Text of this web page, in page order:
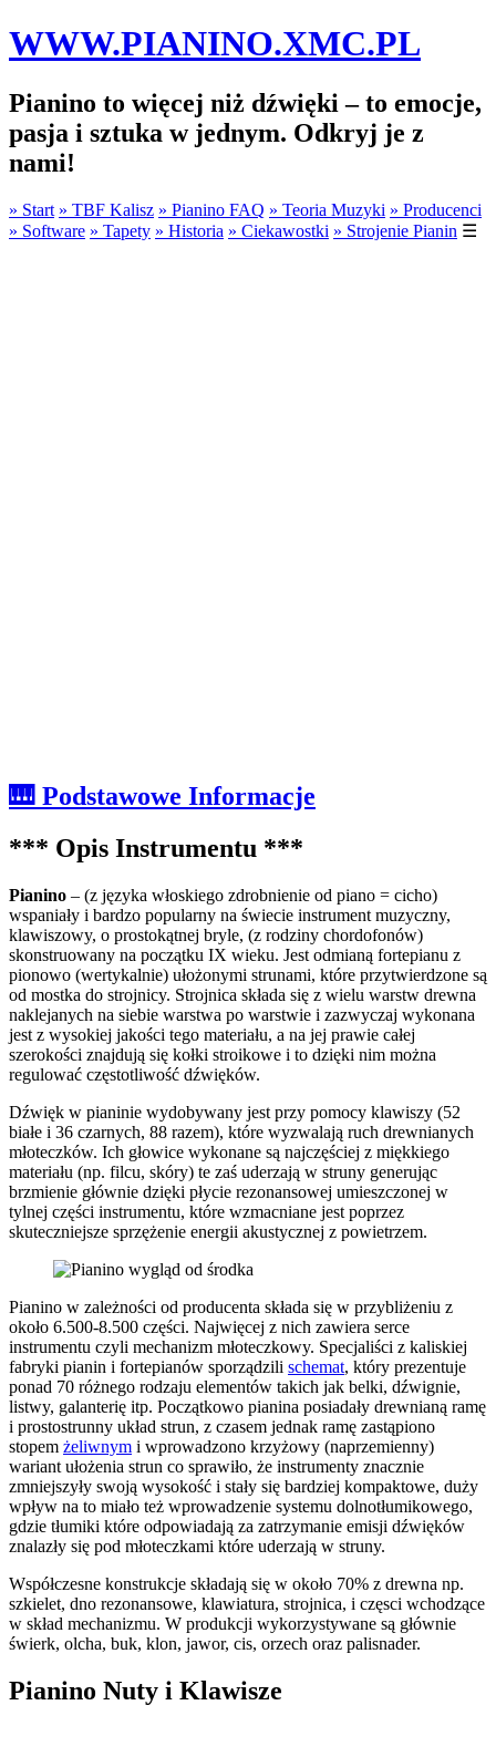
WWW.PIANINO.XMC.PL
Pianino to więcej niż dźwięki – to emocje,
pasja i sztuka w jednym. Odkryj je z
nami!
» Start » TBF Kalisz » Pianino FAQ » Teoria Muzyki » Producenci
» Software » Tapety » Historia » Ciekawostki » Strojenie Pianin ☰
🎹 Podstawowe Informacje
*** Opis Instrumentu ***
Pianino – (z języka włoskiego zdrobnienie od piano = cicho)
wspaniały i bardzo popularny na świecie instrument muzyczny,
klawiszowy, o prostokątnej bryle, (z rodziny chordofonów)
skonstruowany na początku IX wieku. Jest odmianą fortepianu z
pionowo (wertykalnie) ułożonymi strunami, które przytwierdzone są
od mostka do strojnicy. Strojnica składa się z wielu warstw drewna
naklejanych na siebie warstwa po warstwie i zazwyczaj wykonana
jest z wysokiej jakości tego materiału, a na jej prawie całej
szerokości znajdują się kołki stroikowe i to dzięki nim można
regulować częstotliwość dźwięków.
Dźwięk w pianinie wydobywany jest przy pomocy klawiszy (52
białe i 36 czarnych, 88 razem), które wyzwalają ruch drewnianych
młoteczków. Ich głowice wykonane są najczęściej z miękkiego
materiału (np. filcu, skóry) te zaś uderzają w struny generując
brzmienie głównie dzięki płycie rezonansowej umieszczonej w
tylnej części instrumentu, które wzmacniane jest poprzez
skuteczniejsze sprzężenie energii akustycznej z powietrzem.
Pianino w zależności od producenta składa się w przybliżeniu z
około 6.500-8.500 części. Najwięcej z nich zawiera serce
instrumentu czyli mechanizm młoteczkowy. Specjaliści z kaliskiej
fabryki pianin i fortepianów sporządzili schemat, który prezentuje
ponad 70 różnego rodzaju elementów takich jak belki, dźwignie,
listwy, galanterię itp. Początkowo pianina posiadały drewnianą ramę
i prostostrunny układ strun, z czasem jednak ramę zastąpiono
stopem żeliwnym i wprowadzono krzyżowy (naprzemienny)
wariant ułożenia strun co sprawiło, że instrumenty znacznie
zmniejszyły swoją wysokość i stały się bardziej kompaktowe, duży
wpływ na to miało też wprowadzenie systemu dolnotłumikowego,
gdzie tłumiki które odpowiadają za zatrzymanie emisji dźwięków
znalazły się pod młoteczkami które uderzają w struny.
Współczesne konstrukcje składają się w około 70% z drewna np.
szkielet, dno rezonansowe, klawiatura, strojnica, i częsci wchodzące
w skład mechanizmu. W produkcji wykorzystywane są głównie
świerk, olcha, buk, klon, jawor, cis, orzech oraz palisnader.
Pianino Nuty i Klawisze